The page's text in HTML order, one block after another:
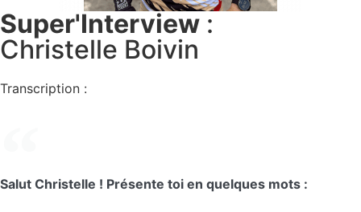
Super'Interview :
Christelle Boivin
Transcription :
Salut Christelle ! Présente toi en quelques mots :